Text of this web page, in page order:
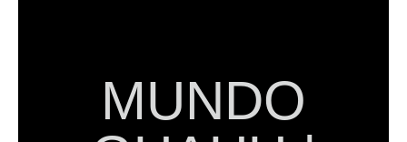
MUNDO
que necesita para su óptimo cuidado.
Contamos con una gran variedad de